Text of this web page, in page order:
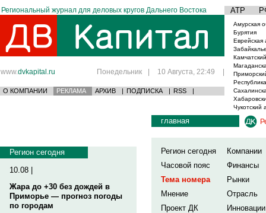
Региональный журнал для деловых кругов Дальнего Востока АТР
www.dvkapital.ru Понедельник | 10 Августа, 22:49 |
О КОМПАНИИ РЕКЛАМА АРХИВ | ПОДПИСКА | RSS |
Амурская
Бурятия
Еврейская
Чукотский
Регион сегодня
10.08 |
Жара до +30 без дождей в
Приморье — прогноз погоды
по городам
главная
Регион сегодня
Компании
Часовой пояс
Финансы
Тема номера
Рынки
Мнение
Отрасль
Проект ДК
Инновации